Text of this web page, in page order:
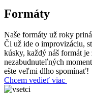
Formáty
Naše formáty už roky
Či už ide o improvizáciu,
kúsky, každý náš formát
nezabudnuteľných
ešte veľmi dlho spomínať!
Chcem vedieť viac